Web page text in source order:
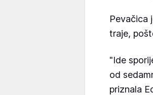
Pevačica
traje,
"Ide
od
priznala